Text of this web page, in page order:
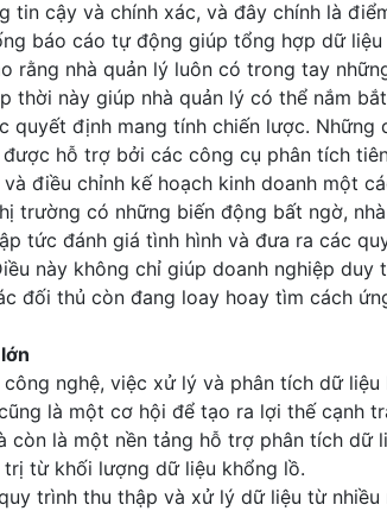
tin cậy và chính xác, và đây chính là
báo cáo tự động giúp tổng hợp dữ
rằng nhà quản lý luôn có trong tay
thời này giúp nhà quản lý có thể nắm
quyết định mang tính chiến lược. Những
hỗ trợ bởi các công cụ phân tích
điều chỉnh kế hoạch kinh doanh một
trường có những biến động bất ngờ,
tức đánh giá tình hình và đưa ra các
này không chỉ giúp doanh nghiệp duy
đối thủ còn đang loay hoay tìm cách
nghệ, việc xử lý và phân tích dữ
là một cơ hội để tạo ra lợi thế cạnh
còn là một nền tảng hỗ trợ phân tích dữ
từ khối lượng dữ liệu khổng lồ.
trình thu thập và xử lý dữ liệu từ nhiều